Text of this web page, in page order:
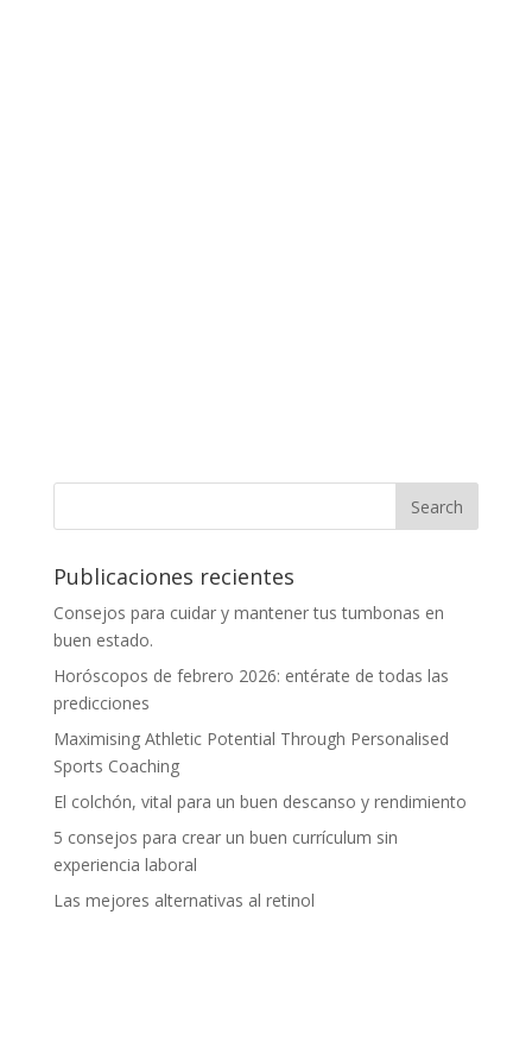
Publicaciones recientes
Consejos para cuidar y mantener tus tumbonas en
buen estado.
Horóscopos de febrero 2026: entérate de todas las
predicciones
Maximising Athletic Potential Through Personalised
Sports Coaching
El colchón, vital para un buen descanso y rendimiento
5 consejos para crear un buen currículum sin
experiencia laboral
Las mejores alternativas al retinol